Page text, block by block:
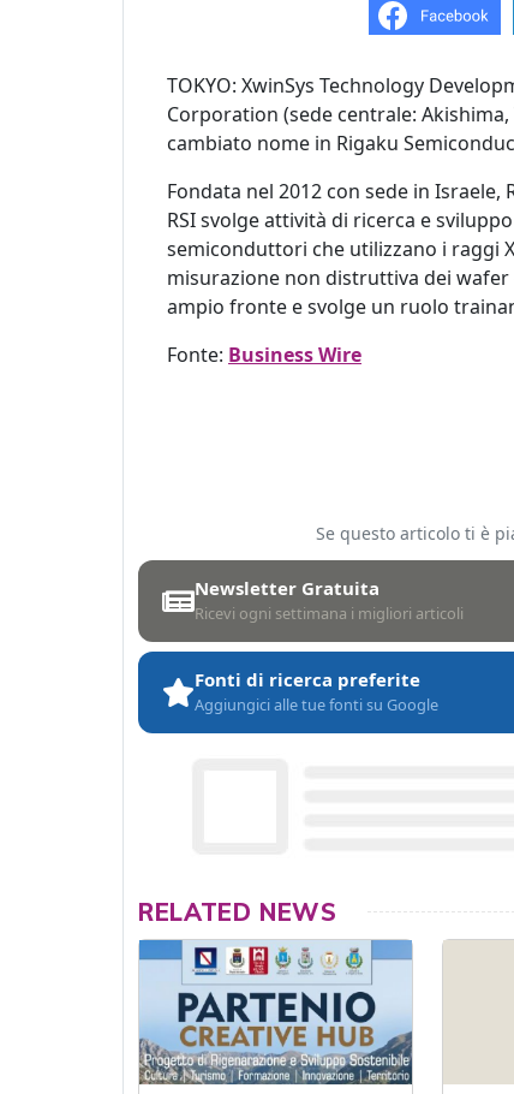
TOKYO: XwinSys Technology
Corporation (sede centrale: Akishima,
cambiato nome in Rigaku
Fondata nel 2012 con sede in
RSI svolge attività di ricerca e
semiconduttori che utilizzano i raggi
misurazione non distruttiva dei
ampio fronte e svolge un ruolo
Fonte: Business Wire
Se questo articolo ti è
Newsletter Gratuita
Ricevi ogni settimana i migliori articoli
Fonti di ricerca preferite
Aggiungici alle tue fonti su Google
RELATED NEWS